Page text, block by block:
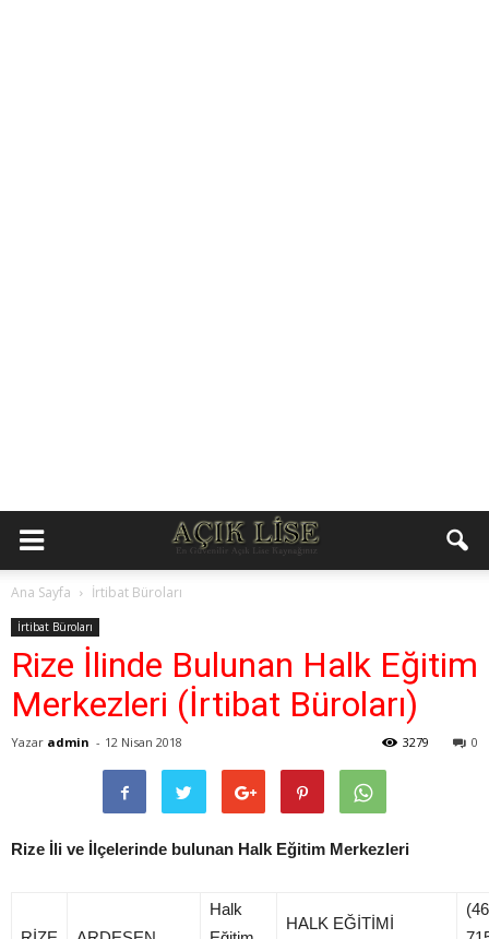
Ana Sayfa İrtibat Büroları
İrtibat Büroları
Rize İlinde Bulunan Halk Eğitim
Merkezleri (İrtibat Büroları)
Yazar admin - 12 Nisan 2018 0
3279
Rize İli ve İlçelerinde bulunan Halk Eğitim Merkezleri
Halk
HALK EĞİTİMİ